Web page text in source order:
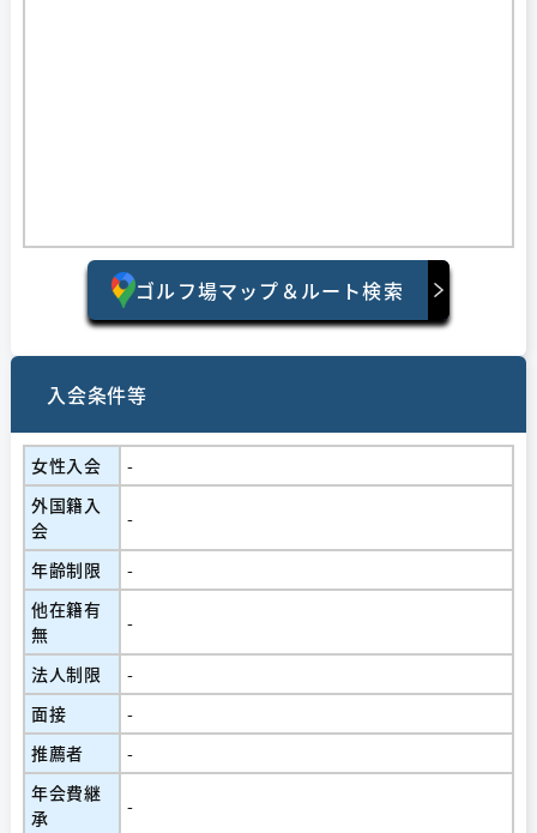
ゴルフ場マップ＆ルート検索
入会条件等
女性入会
-
外国籍入
会
-
年齢制限
-
他在籍有
無
-
法人制限
-
面接
-
推薦者
-
年会費継
承
-